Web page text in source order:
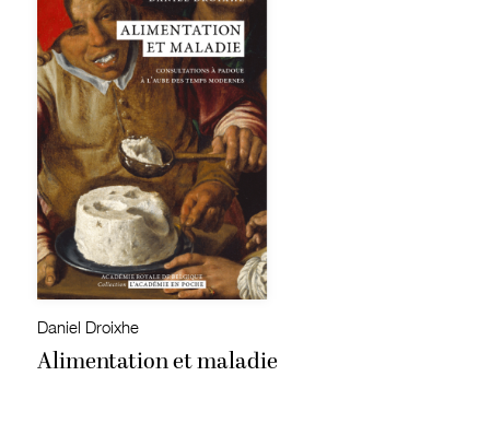
Daniel Droixhe
Alimentation et maladie